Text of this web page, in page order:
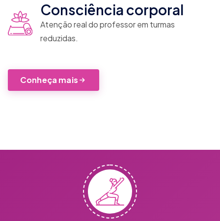
Consciência corporal
Atenção real do professor em turmas
reduzidas.
Conheça mais